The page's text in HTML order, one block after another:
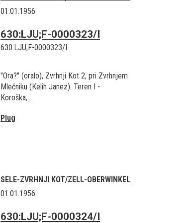
01.01.1956
630:LJU;F-0000323/I
630:LJU;F-0000323/I
"Ora?" (oralo), Zvrhnji Kot 2, pri Zvrhnjem
Mlečniku (Kelih Janez). Teren I -
Koroška,...
Plug
SELE-ZVRHNJI KOT/ZELL-OBERWINKEL
01.01.1956
630:LJU;F-0000324/I